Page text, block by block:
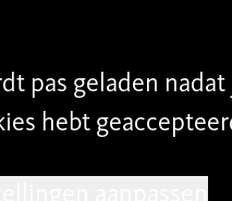
pas geladen nadat
hebt
gezinnen toe.